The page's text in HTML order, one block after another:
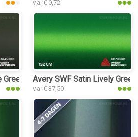
v.a. € 0,72
Green keukenfolie
Avery SWF Satin Lively
v.a. € 37,50